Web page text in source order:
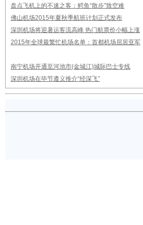
盘点飞机上的不速之客：鳄鱼“散步”致空难
佛山机场2015年夏秋季航班计划正式发布
深圳机场将迎暑运客流高峰 热门航票价小幅上涨
2015年全球最繁忙机场名单：首都机场屈居亚军
南宁机场开通至河池市(金城江)城际巴士专线
深圳机场在毕节遵义推介“经深飞”